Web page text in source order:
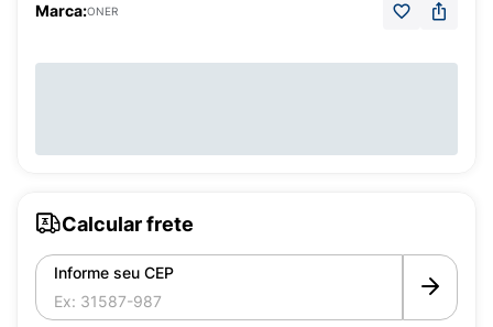
Marca:ONER
Calcular frete
Informe seu CEP